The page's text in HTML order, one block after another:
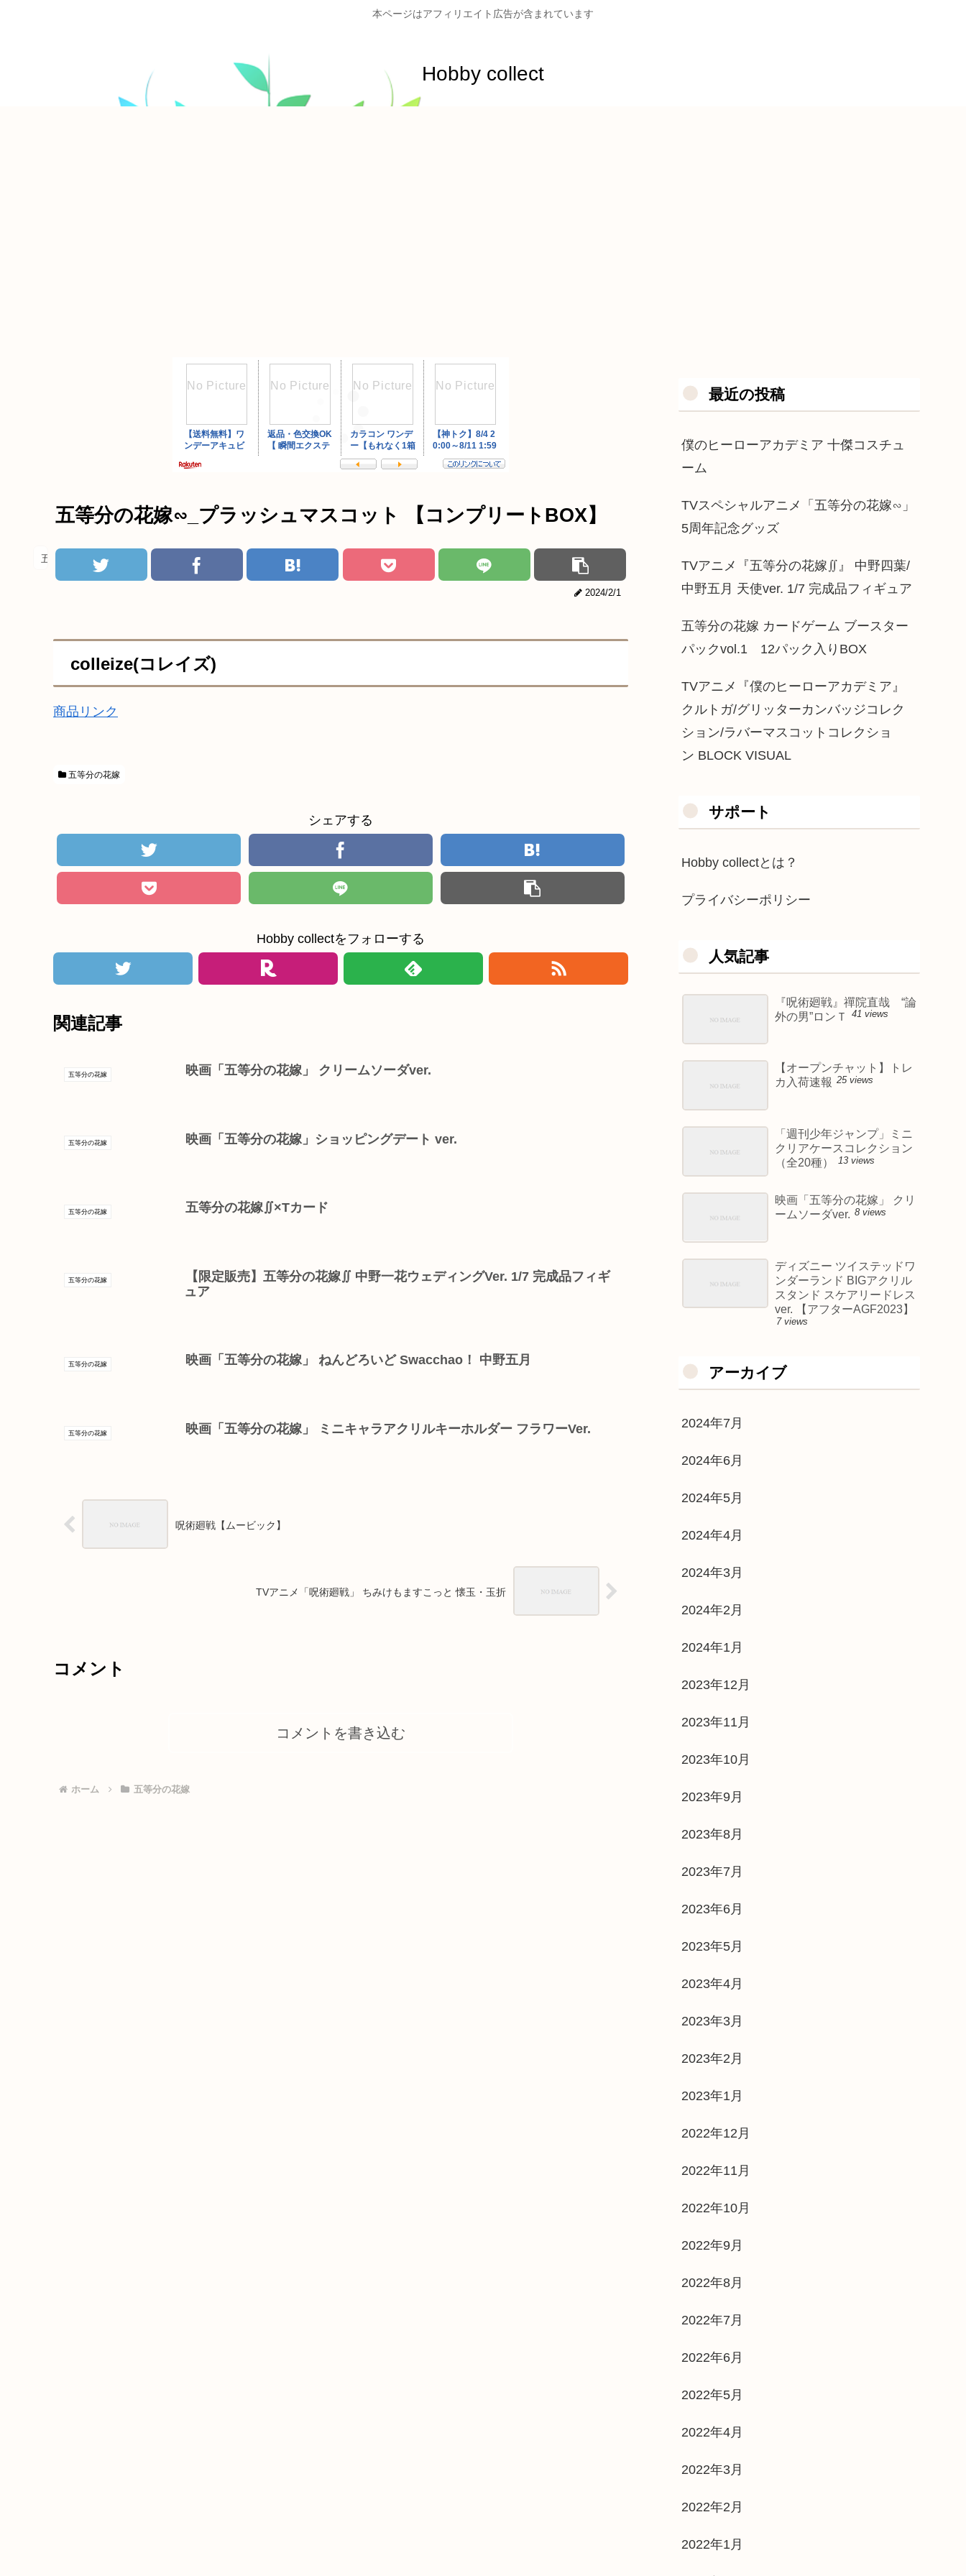
本ページはアフィリエイト広告が含まれています
Hobby collect
五等分の花嫁∽_プラッシュマスコット 【コンプリートBOX】
五等分の花嫁
2024/2/1
colleize(コレイズ)
商品リンク
五等分の花嫁
シェアする
Hobby collectをフォローする
関連記事
五等分の花嫁 映画「五等分の花嫁」 クリームソーダver.
五等分の花嫁 映画「五等分の花嫁」ショッピングデート ver.
五等分の花嫁 五等分の花嫁∬×Tカード
五等分の花嫁
【限定販売】五等分の花嫁∬ 中野一花ウェディングVer. 1/7 完成品フィギ
ュア
五等分の花嫁 映画「五等分の花嫁」 ねんどろいど Swacchao！ 中野五月
五等分の花嫁 映画「五等分の花嫁」 ミニキャラアクリルキーホルダー フラワーVer.
呪術廻戦【ムービック】
TVアニメ「呪術廻戦」 ちみけもますこっと 懐玉・玉折
コメント
コメントを書き込む
ホーム 五等分の花嫁
最近の投稿
僕のヒーローアカデミア 十傑コスチュ
ーム
TVスペシャルアニメ「五等分の花嫁∽」
5周年記念グッズ
TVアニメ『五等分の花嫁∬』 中野四葉/
中野五月 天使ver. 1/7 完成品フィギュア
五等分の花嫁 カードゲーム ブースター
パックvol.1 12パック入りBOX
TVアニメ『僕のヒーローアカデミア』
クルトガ/グリッターカンバッジコレク
ション/ラバーマスコットコレクショ
ン BLOCK VISUAL
サポート
Hobby collectとは？
プライバシーポリシー
人気記事
『呪術廻戦』禪院直哉 “論
外の男”ロンＴ
41 views
【オープンチャット】トレ
カ入荷速報 25 views
「週刊少年ジャンプ」ミニ
クリアケースコレクション
（全20種）
13 views
映画「五等分の花嫁」 クリ
ームソーダver. 8 views
ディズニー ツイステッドワ
ンダーランド BIGアクリル
スタンド スケアリードレス
ver. 【アフターAGF2023】
7 views
アーカイブ
2024年7月
2024年6月
2024年5月
2024年4月
2024年3月
2024年2月
2024年1月
2023年12月
2023年11月
2023年10月
2023年9月
2023年8月
2023年7月
2023年6月
2023年5月
2023年4月
2023年3月
2023年2月
2023年1月
2022年12月
2022年11月
2022年10月
2022年9月
2022年8月
2022年7月
2022年6月
2022年5月
2022年4月
2022年3月
2022年2月
2022年1月